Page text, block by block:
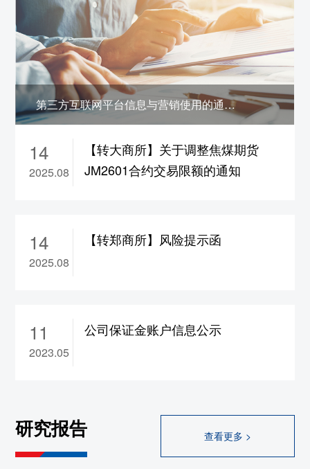
金调整为16%，涨跌停板幅度调整为9%
7、pb2608合约保证金调整为22%，pb2609
合约保证金调整为18%，pb2610-2702合约保
证金调整为16%，涨跌停板幅度调整为9%
8、ao2608合约保证金调整为22%，
ao2609
合约保证金调整为18%，ao2610-2702合约保
9、ad2608合约保证金调整为22%，ad2609
合约保证金调整为17%，ad2610-2702合约保
8%
11、rb/hc/ss/ru/sp/op
大连
1、rr/cs2609合约保证金调整为13%，
约保证金调整为17%，
为18%，jm/j2609合约保证金调整为19%
第三方互联网平台信息与营销使用的通信码号公示
14
2025.08
【转大商所】关于调整焦煤期货
JM2601合约交易限额的通知
14
2025.08
【转郑商所】风险提示函
11
2023.05
公司保证金账户信息公示
研究报告 查看更多 >